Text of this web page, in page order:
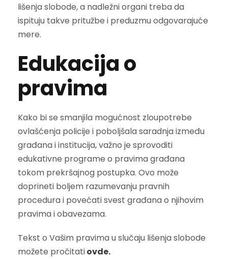
lišenja slobode, a nadležni organi treba da
ispituju takve pritužbe i preduzmu odgovarajuće
mere.
Edukacija o
pravima
Kako bi se smanjila mogućnost zloupotrebe
ovlašćenja policije i poboljšala saradnja između
građana i institucija, važno je sprovoditi
edukativne programe o pravima građana
tokom prekršajnog postupka. Ovo može
doprineti boljem razumevanju pravnih
procedura i povećati svest građana o njihovim
pravima i obavezama.
Tekst o Vašim pravima u slučaju lišenja slobode
možete pročitatiovde.